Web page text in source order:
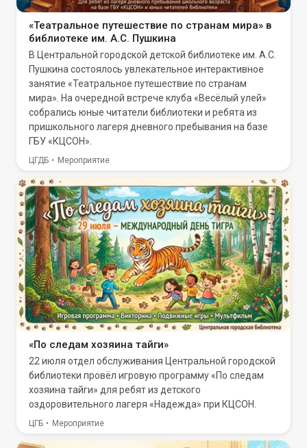
«Театральное путешествие по странам мира» в
библиотеке им. А.С. Пушкина
В Центральной городской детской библиотеке им. А.С.
Пушкина состоялось увлекательное интерактивное
занятие «Театральное путешествие по странам
мира». На очередной встрече клуба «Весёлый улей»
собрались юные читатели библиотеки и ребята из
пришкольного лагеря дневного пребывания на базе
ГБУ «КЦСОН».
ЦГДБ Мероприятие
«По следам хозяина тайги»
22 июля отдел обслуживания Центральной городской
библиотеки провёл игровую программу «По следам
хозяина тайги» для ребят из детского
оздоровительного лагеря «Надежда» при КЦСОН.
ЦГБ Мероприятие